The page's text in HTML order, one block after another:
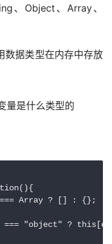
、Object、Array、
数据类型在内存中存放
量是什么类型的
Array ? [] : {};
"object" ?